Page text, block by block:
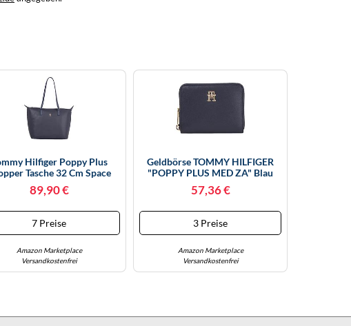
Hilfiger Poppy Plus
Tasche 32 Cm Space
Blue
89,90 €
7 Preise
Amazon Marketplace
Versandkostenfrei
Geldbörse TOMMY HILFIGER
"POPPY PLUS MED ZA" Blau
(dunkelblau) Kleinlederwaren
Geldbörsen Mit TH-Monogramm
57,36 €
3 Preise
Amazon Marketplace
Versandkostenfrei